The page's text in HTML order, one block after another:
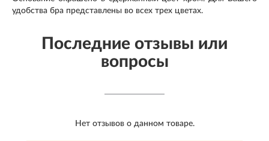
удобства бра представлены во всех трех цветах.
Последние отзывы или
вопросы
Нет отзывов о данном товаре.